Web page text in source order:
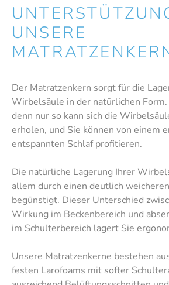
UNSERE
Der Matratzenkern sorgt für die
Wirbelsäule in der natürlichen
denn nur so kann sich die
erholen, und Sie können von einem
entspannten Schlaf profitieren.
Die natürliche Lagerung Ihrer
allem durch einen deutlich
begünstigt. Dieser Unterschied
Wirkung im Beckenbereich und
im Schulterbereich lagert Sie
Unsere Matratzenkerne bestehen
festen Larofoams mit softer